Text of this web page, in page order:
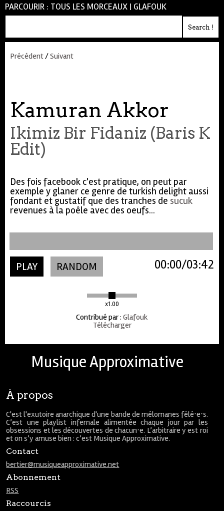
PARCOURIR : TOUS LES MORCEAUX | GLAFOUK
Précédent/Suivant
Kamuran Akkor
Ikimiz Bir Fidaniz (Baris K
Edit)
Des fois facebook c'est pratique, on peut par
exemple y glaner ce genre de turkish delight aussi
fondant et gustatif que des tranches de sucuk
revenues à la poêle avec des oeufs...
PLAY RANDOM
x1.00
03:42
00:00
Contribué par: Glafouk
Télécharger
Musique Approximative
À propos
C'est l'exutoire anarchique d'une bande de mélomanes fêlé⋅e⋅s.
C’est une playlist infernale alimentée chaque jour par les
obsessions et les découvertes de chacun⋅e. L’arbitraire y est roi
et on s’y amuse bien : c’est Musique Approximative.
Contact
bertier@musiqueapproximative.net
Abonnement
RSS
Raccourcis